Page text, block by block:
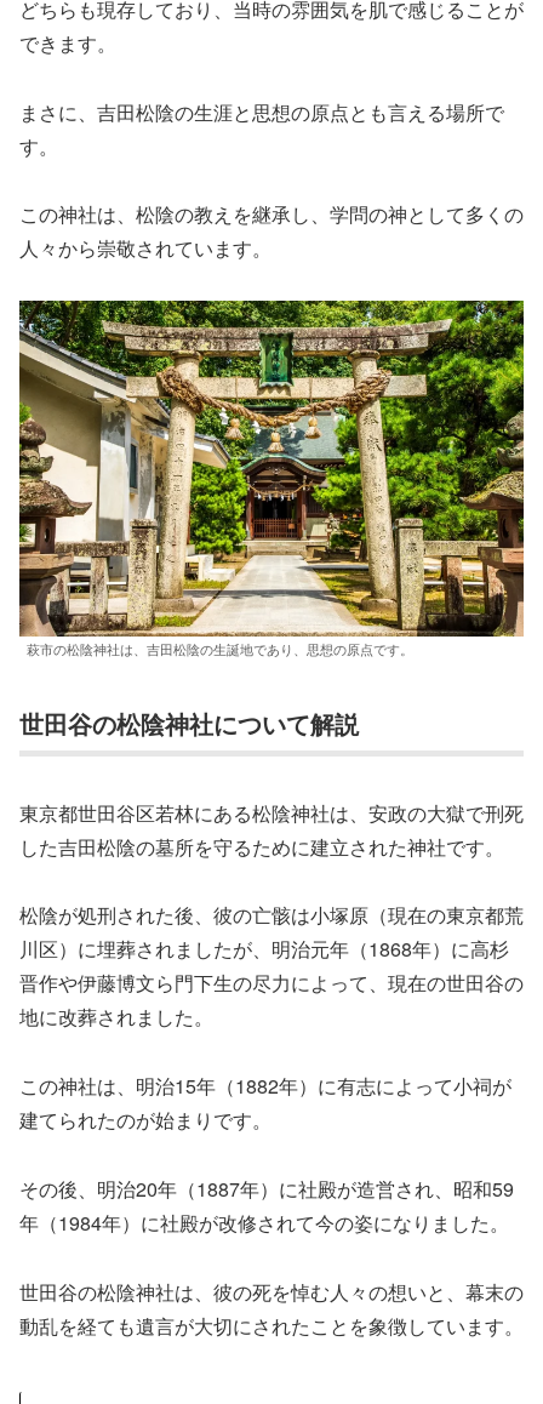
どちらも現存しており、当時の雰囲気を肌で感じることが
できます。
まさに、吉田松陰の生涯と思想の原点とも言える場所で
す。
この神社は、松陰の教えを継承し、学問の神として多くの
人々から崇敬されています。
萩市の松陰神社は、吉田松陰の生誕地であり、思想の原点です。
世田谷の松陰神社について解説
東京都世田谷区若林にある松陰神社は、安政の大獄で刑死
した吉田松陰の墓所を守るために建立された神社です。
松陰が処刑された後、彼の亡骸は小塚原（現在の東京都荒
川区）に埋葬されましたが、明治元年（1868年）に高杉
晋作や伊藤博文ら門下生の尽力によって、現在の世田谷の
地に改葬されました。
この神社は、明治15年（1882年）に有志によって小祠が
建てられたのが始まりです。
その後、明治20年（1887年）に社殿が造営され、昭和59
年（1984年）に社殿が改修されて今の姿になりました。
世田谷の松陰神社は、彼の死を悼む人々の想いと、幕末の
動乱を経ても遺言が大切にされたことを象徴しています。